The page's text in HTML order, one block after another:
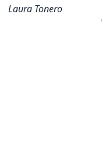
Laura Tonero